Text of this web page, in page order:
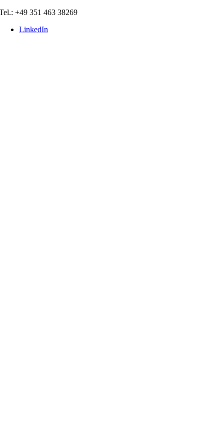
Zum
springen
+49 351 463 38269
LinkedIn